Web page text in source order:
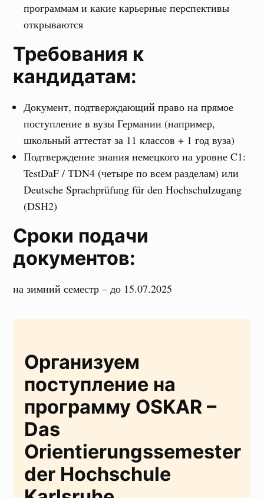
программам и какие карьерные перспективы
открываются
Требования к
кандидатам:
Документ, подтверждающий право на прямое
поступление в вузы Германии (например,
школьный аттестат за 11 классов + 1 год вуза)
Подтверждение знания немецкого на уровне C1:
TestDaF / TDN4 (четыре по всем разделам) или
Deutsche Sprachprüfung für den Hochschulzugang
(DSH2)
Сроки подачи
документов:
на зимний семестр – до 15.07.2025
Организуем
поступление на
программу OSKAR –
Das
Orientierungssemester
der Hochschule